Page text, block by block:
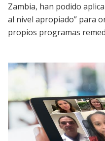
Zambia, han podido
al nivel apropiado” para
propios programas